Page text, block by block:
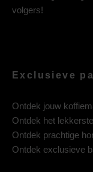
volgers!
Exclusieve
Ontdek jouw
Ontdek het
Ontdek prachtige
Ontdek exclusieve